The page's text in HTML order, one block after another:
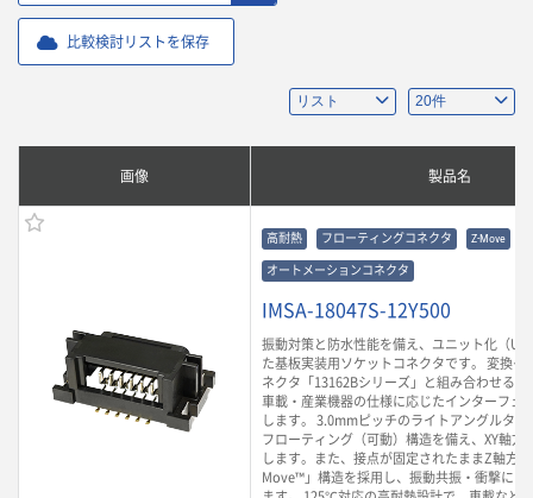
比較検討リストを保存
画像 製品名
高耐熱 フローティングコネクタ Z-Move
オートメーションコネクタ
IMSA-18047S-12Y500
振動対策と防水性能を備え、ユニット化（
た基板実装用ソケットコネクタです。 変換イ
ネクタ「13162Bシリーズ」と組み合わせる
車載・産業機器の仕様に応じたインターフェ
します。 3.0mmピッチのライトアングルタ
フローティング（可動）構造を備え、XY軸
します。また、接点が固定されたままZ軸方
Move™」構造を採用し、振動共振・衝撃によ